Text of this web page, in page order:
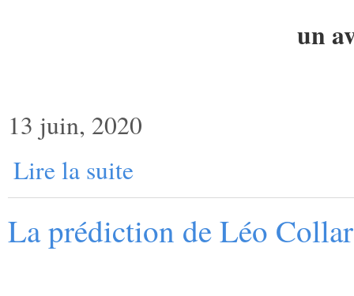
un
13 juin, 2020
Lire la suite
La prédiction de Léo